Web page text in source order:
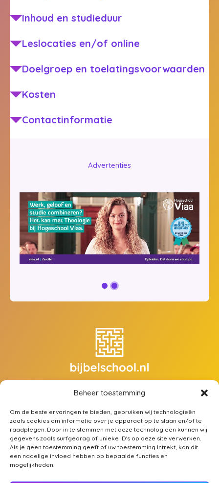
Beheer toestemming
Om de beste ervaringen te bieden, gebruiken wij technologieën
zoals cookies om informatie over je apparaat op te slaan en/of te
raadplegen. Door in te stemmen met deze technologieën kunnen wij
gegevens zoals surfgedrag of unieke ID's op deze site verwerken.
Als je geen toestemming geeft of uw toestemming intrekt, kan dit
een nadelige invloed hebben op bepaalde functies en
mogelijkheden.
Inhoud en studieduur
Leslocaties en/of online
Doelgroep en toelatingsvoorwaarden
Kosten
Contactinformatie
Advertenties
Zoek een opleiding
Over ons
Mijn account
Contact
Bijbelschool.nl is een een initiatief van: